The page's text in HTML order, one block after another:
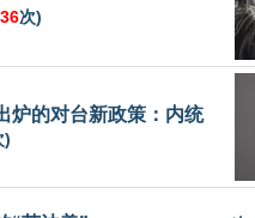
次)
炉的对台新政策：内统
)